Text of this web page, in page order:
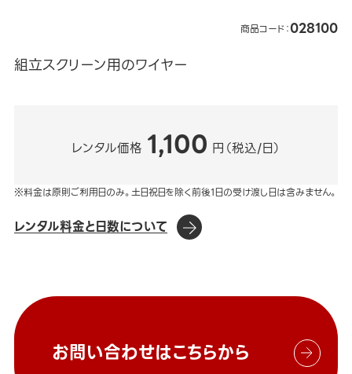
商品コード：028100
組立スクリーン用のワイヤー
レンタル価格 1,100 円（税込/日）
※料金は原則ご利用日のみ。土日祝日を除く前後1日の受け渡し日は含みません。
レンタル料金と日数について
お問い合わせはこちらから